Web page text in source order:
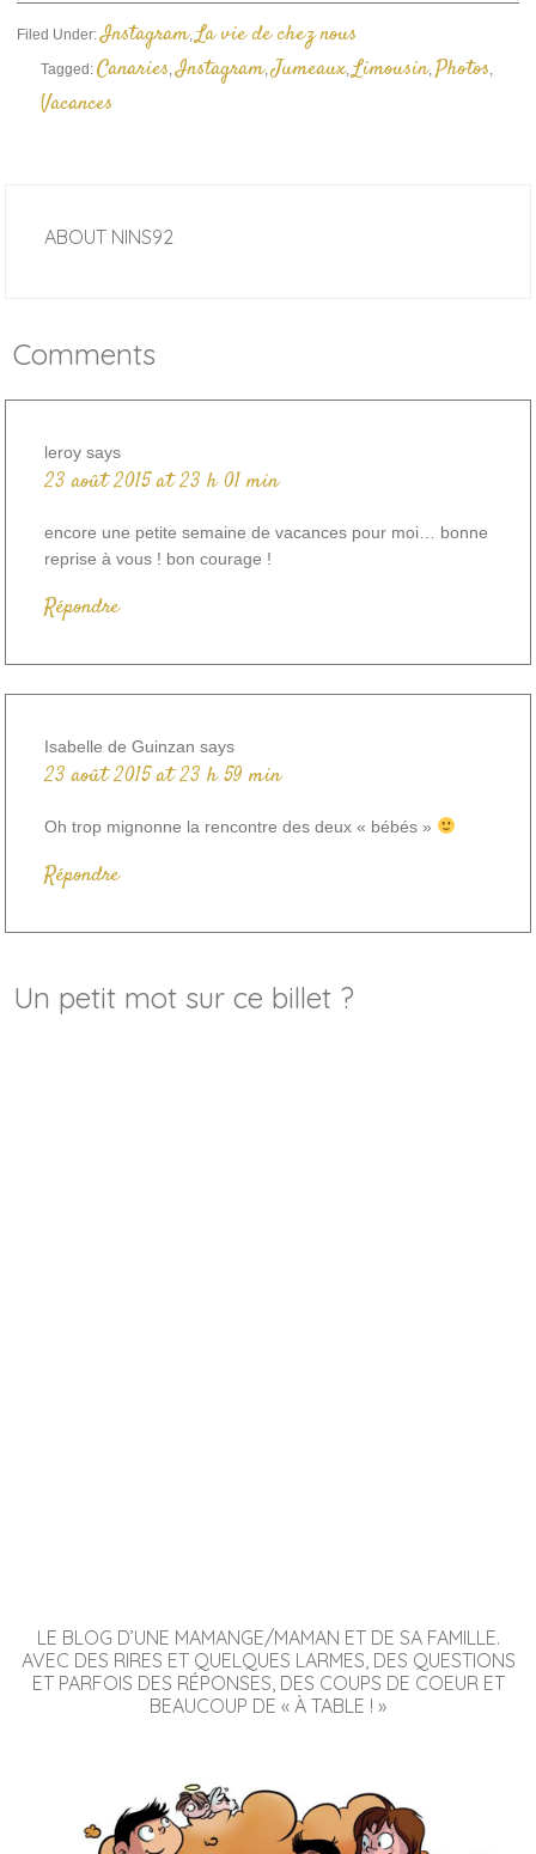
Filed Under:Instagram,La vie de chez nous
Tagged:Canaries,Instagram,Jumeaux,Limousin,Photos,
Vacances
ABOUT NINS92
Comments
leroy says
23 août 2015 at 23 h 01 min
encore une petite semaine de vacances pour moi… bonne
reprise à vous ! bon courage !
Répondre
Isabelle de Guinzan says
23 août 2015 at 23 h 59 min
Oh trop mignonne la rencontre des deux « bébés »
Répondre
Un petit mot sur ce billet ?
LE BLOG D’UNE MAMANGE/MAMAN ET DE SA FAMILLE.
AVEC DES RIRES ET QUELQUES LARMES, DES QUESTIONS
ET PARFOIS DES RÉPONSES, DES COUPS DE COEUR ET
BEAUCOUP DE « À TABLE ! »